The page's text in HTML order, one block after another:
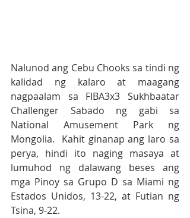
Nalunod ang Cebu Chooks sa tindi ng
kalidad ng kalaro at maagang
nagpaalam sa FIBA3x3 Sukhbaatar
Challenger Sabado ng gabi sa
National Amusement Park ng
Mongolia.  Kahit ginanap ang laro sa
perya, hindi ito naging masaya at
lumuhod ng dalawang beses ang
mga Pinoy sa Grupo D sa Miami ng
Estados Unidos, 13-22, at Futian ng
Tsina, 9-22.